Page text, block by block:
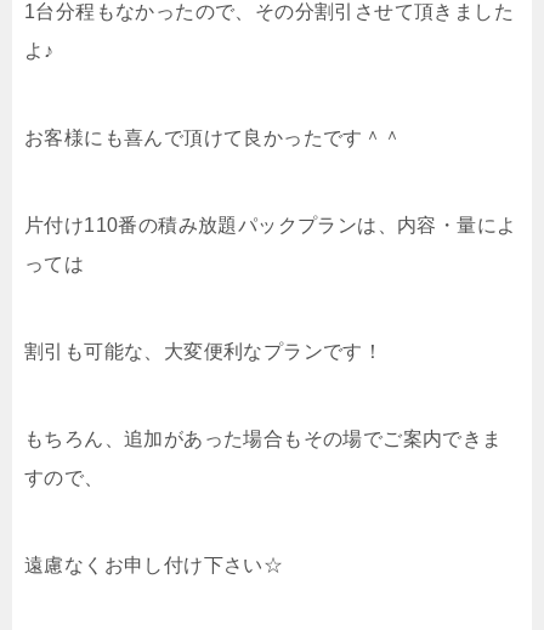
1台分程もなかったので、その分割引させて頂きました
よ♪
お客様にも喜んで頂けて良かったです＾＾
片付け110番の積み放題パックプランは、内容・量によ
っては
割引も可能な、大変便利なプランです！
もちろん、追加があった場合もその場でご案内できま
すので、
遠慮なくお申し付け下さい☆